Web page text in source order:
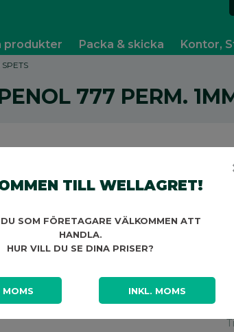
produkter Packa & skicka Kontor,
777 PERM.
TILL WELLAGRET!
SOM FÖRETAGARE VÄLKOMMEN ATT
HANDLA.
HUR VILL DU SE DINA PRISER?
MOMS INKL. MOMS